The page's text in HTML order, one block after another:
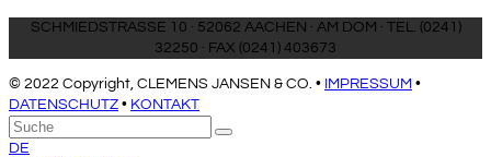
SCHMIEDSTRASSE 10 · 52062 AACHEN · AM DOM · TEL. (0241)
32250 · FAX (0241) 403673
© 2022 Copyright, CLEMENS JANSEN & CO. • IMPRESSUM •
DATENSCHUTZ • KONTAKT
An
den
Suche
Senden
DE